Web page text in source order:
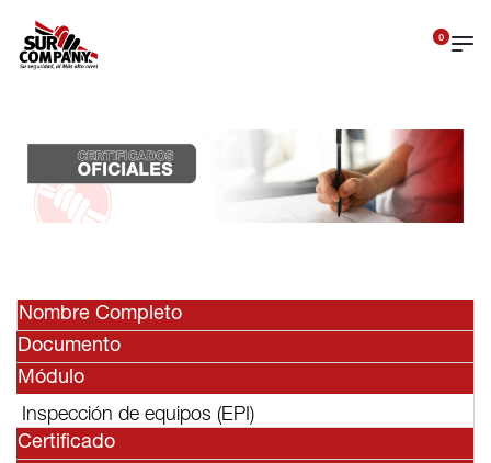
0
Nombre Completo
Documento
Módulo
Inspección de equipos (EPI)
Certificado